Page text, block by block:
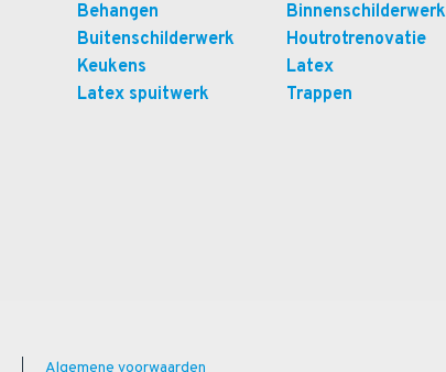
Behangen
Binnenschilderwerk
Buitenschilderwerk
Houtrotrenovatie
Keukens
Latex
Latex spuitwerk
Trappen
Algemene voorwaarden